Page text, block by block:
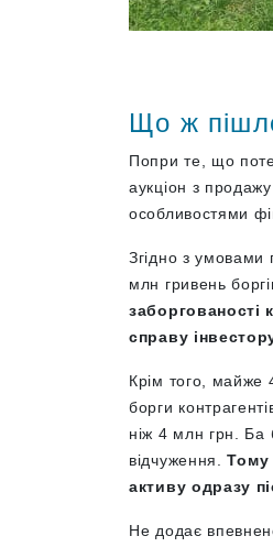
Що ж
Попри те, що
аукціон з
особливостями
Згідно з умовами
млн гривень
заборгованості
справу
Крім того, майже
борги
ніж 4 млн грн. Ба
відчуження.Тому
активу одразу
Не додає